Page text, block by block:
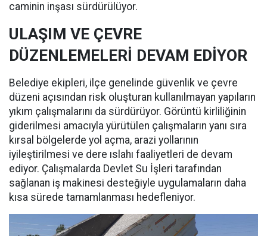
caminin inşası sürdürülüyor.
ULAŞIM VE ÇEVRE
DÜZENLEMELERİ DEVAM EDİYOR
Belediye ekipleri, ilçe genelinde güvenlik ve çevre
düzeni açısından risk oluşturan kullanılmayan yapıların
yıkım çalışmalarını da sürdürüyor. Görüntü kirliliğinin
giderilmesi amacıyla yürütülen çalışmaların yanı sıra
kırsal bölgelerde yol açma, arazi yollarının
iyileştirilmesi ve dere ıslahı faaliyetleri de devam
ediyor. Çalışmalarda Devlet Su İşleri tarafından
sağlanan iş makinesi desteğiyle uygulamaların daha
kısa sürede tamamlanması hedefleniyor.